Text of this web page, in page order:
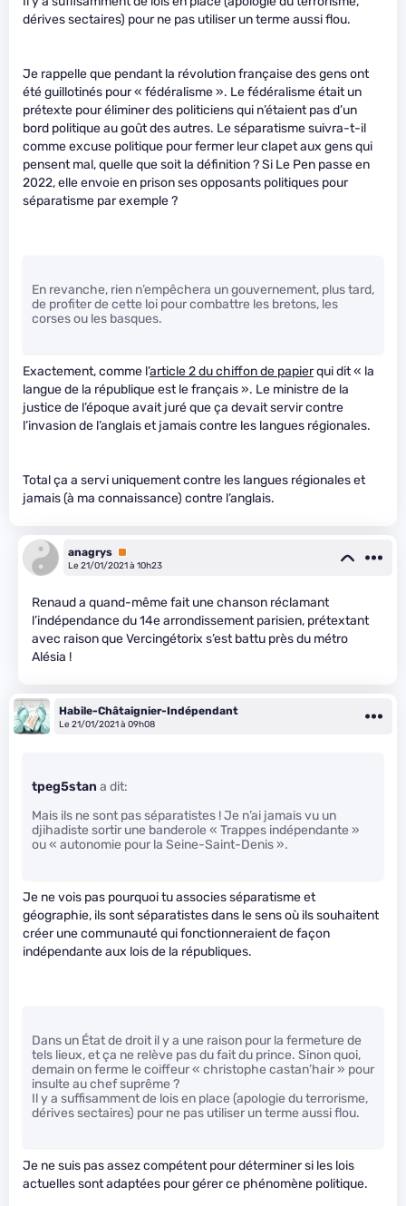
dérives sectaires) pour ne pas utiliser un terme aussi flou.
Je rappelle que pendant la révolution française des gens ont
été guillotinés pour « fédéralisme ». Le fédéralisme était un
prétexte pour éliminer des politiciens qui n’étaient pas d’un
bord politique au goût des autres. Le séparatisme suivra-t-il
comme excuse politique pour fermer leur clapet aux gens qui
pensent mal, quelle que soit la définition ? Si Le Pen passe en
2022, elle envoie en prison ses opposants politiques pour
séparatisme par exemple ?
En revanche, rien n’empêchera un gouvernement, plus tard,
de profiter de cette loi pour combattre les bretons, les
corses ou les basques.
Exactement, comme l’article 2 du chiffon de papierqui dit « la
langue de la république est le français ». Le ministre de la
justice de l’époque avait juré que ça devait servir contre
l’invasion de l’anglais et jamais contre les langues régionales.
Total ça a servi uniquement contre les langues régionales et
jamais (à ma connaissance) contre l’anglais.
anagrys Premium
Le 21/01/2021 à 10h23
Renaud a quand-même fait une chanson réclamant
l’indépendance du 14e arrondissement parisien, prétextant
avec raison que Vercingétorix s’est battu près du métro
Alésia !
Habile-Châtaignier-Indépendant
Le 21/01/2021 à 09h08
tpeg5stan a dit:
Mais ils ne sont pas séparatistes ! Je n’ai jamais vu un
djihadiste sortir une banderole « Trappes indépendante »
ou « autonomie pour la Seine-Saint-Denis ».
Je ne vois pas pourquoi tu associes séparatisme et
géographie, ils sont séparatistes dans le sens où ils souhaitent
créer une communauté qui fonctionneraient de façon
indépendante aux lois de la républiques.
Dans un État de droit il y a une raison pour la fermeture de
tels lieux, et ça ne relève pas du fait du prince. Sinon quoi,
demain on ferme le coiffeur « christophe castan’hair » pour
insulte au chef suprême ?
Il y a suffisamment de lois en place (apologie du terrorisme,
dérives sectaires) pour ne pas utiliser un terme aussi flou.
Je ne suis pas assez compétent pour déterminer si les lois
actuelles sont adaptées pour gérer ce phénomène politique.